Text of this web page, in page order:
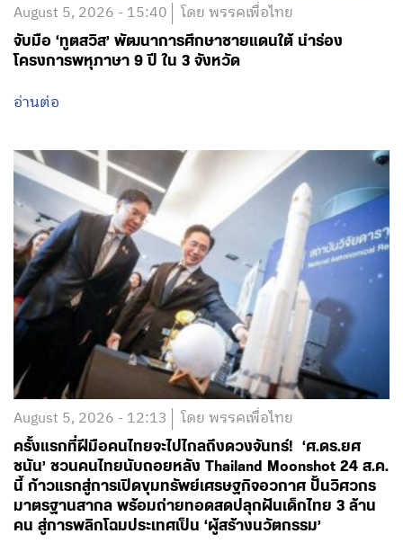
August 5, 2026 - 15:40 โดย พรรคเพื่อไทย
จับมือ ‘ทูตสวิส’ พัฒนาการศึกษาชายแดนใต้ นำร่อง
โครงการพหุภาษา 9 ปี ใน 3 จังหวัด
อ่านต่อ
August 5, 2026 - 12:13 โดย พรรคเพื่อไทย
ครั้งแรกที่ฝีมือคนไทยจะไปไกลถึงดวงจันทร์! ‘ศ.ดร.ยศ
ชนัน’ ชวนคนไทยนับถอยหลัง Thailand Moonshot 24 ส.ค.
นี้ ก้าวแรกสู่การเปิดขุมทรัพย์เศรษฐกิจอวกาศ ปั้นวิศวกร
มาตรฐานสากล พร้อมถ่ายทอดสดปลุกฝันเด็กไทย 3 ล้าน
คน สู่การพลิกโฉมประเทศเป็น ‘ผู้สร้างนวัตกรรม’